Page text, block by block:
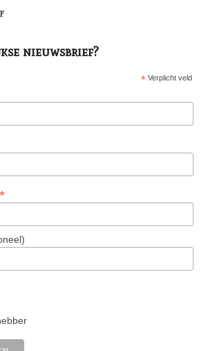
nieuwsbrief?
*Verplicht veld
*